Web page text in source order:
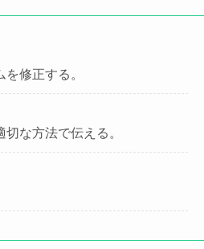
修正する。
な方法で伝える。